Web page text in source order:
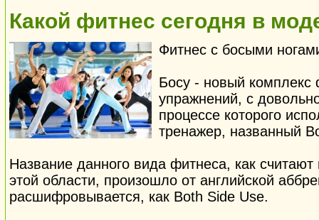
Какой фитнес сегодня в
Фитнес с босыми
Босу - новый комплекс
упражнений, с
процессе которого
тренажер, названный
Название данного вида фитнеса, как
этой области, произошло от английской
расшифровывается, как Both Side Use.